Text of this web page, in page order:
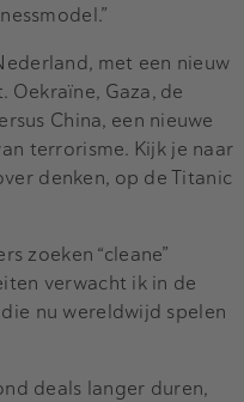
met een nieuw
Gaza, de
China, een nieuwe
terrorisme. Kijk je naar
denken, op de Titanic
zoeken “cleane”
verwacht ik in de
nu wereldwijd spelen
deals langer duren,